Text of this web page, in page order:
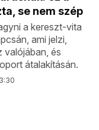
se nem szép
a kereszt-vita
ami jelzi,
valójában, és
átalakításán.